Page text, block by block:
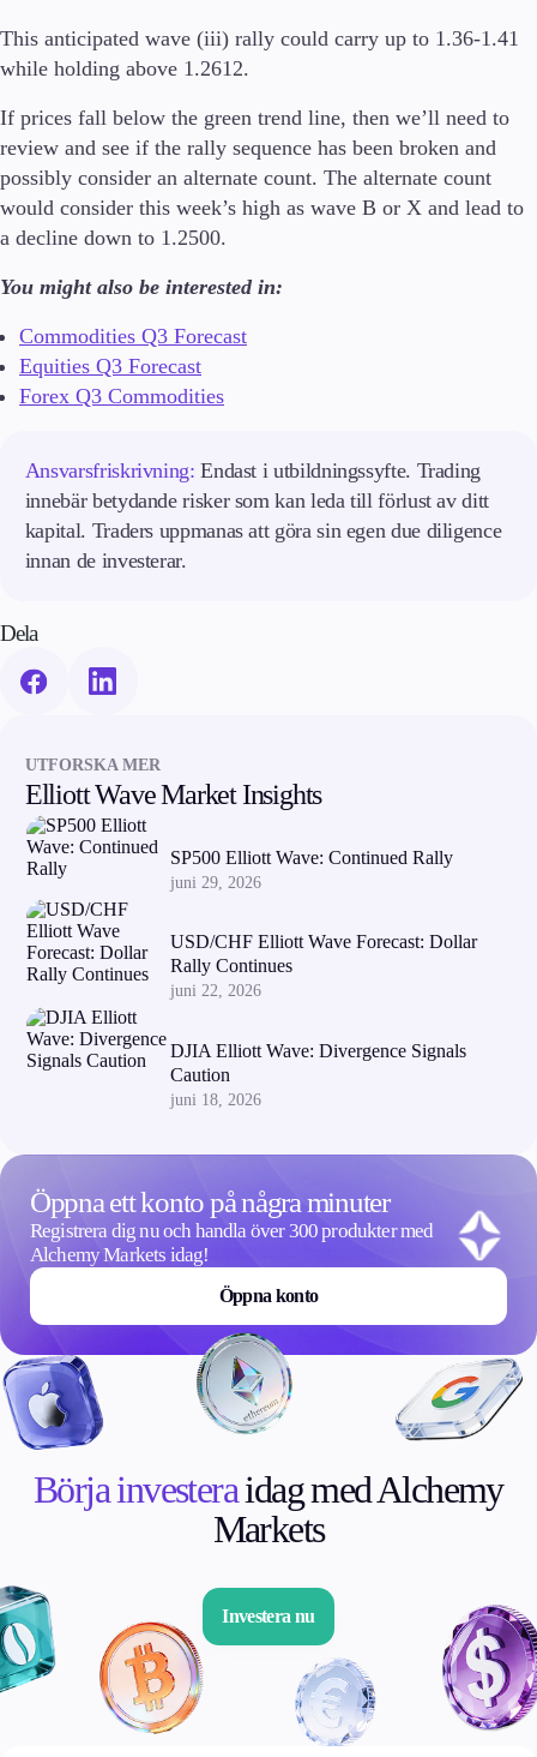
This anticipated wave (iii) rally could carry up to 1.36-1.41
while holding above 1.2612.
If prices fall below the green trend line, then we’ll need to
review and see if the rally sequence has been broken and
possibly consider an alternate count. The alternate count
would consider this week’s high as wave B or X and lead to
a decline down to 1.2500.
You might also be interested in:
Commodities Q3 Forecast
Equities Q3 Forecast
Forex Q3 Commodities
Ansvarsfriskrivning: Endast i utbildningssyfte. Trading
innebär betydande risker som kan leda till förlust av ditt
kapital. Traders uppmanas att göra sin egen due diligence
innan de investerar.
Dela
UTFORSKA MER
Elliott Wave Market Insights
SP500 Elliott Wave: Continued Rally
juni 29, 2026
USD/CHF Elliott Wave Forecast: Dollar
Rally Continues
juni 22, 2026
DJIA Elliott Wave: Divergence Signals
Caution
juni 18, 2026
Öppna ett konto på några minuter
Registrera dig nu och handla över 300 produkter med
Alchemy Markets idag!
Öppna konto
Börja investeraidag med Alchemy
Markets
Investera nu